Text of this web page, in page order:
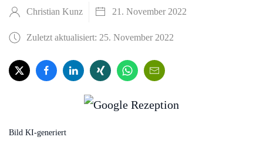
Christian Kunz 21. November 2022
Zuletzt aktualisiert: 25. November 2022
Bild KI-generiert